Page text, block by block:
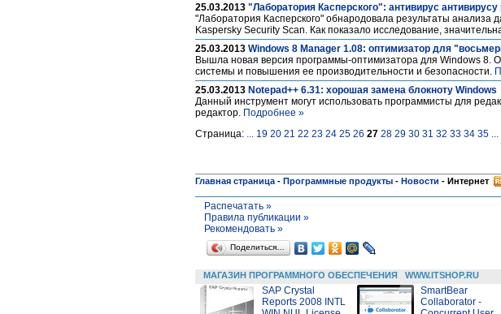
25.03.2013 "Лаборатория Касперского": антивирус антивирусу
"Лаборатория Касперского" обнародовала результаты
Kaspersky Security Scan. Как показало исследование,
25.03.2013 Windows 8 Manager 1.08: оптимизатор для
Вышла новая версия программы-оптимизатора для Windows 8.
системы и повышения ее производительности и безопасности.
25.03.2013 Notepad++ 6.31: хорошая замена блокноту Windows
Данный инструмент могут использовать программисты для
редактор. Подробнее »
Страница: ... 19 20 21 22 23 24 25 26 27 28 29 30 31 32 33 34 35 ...
Главная страница - Программные продукты - Новости - Интернет
Распечатать »
Правила публикации »
Рекомендовать »
Поделиться…
МАГАЗИН ПРОГРАММНОГО ОБЕСПЕЧЕНИЯ WWW.ITSHOP.RU
SAP Crystal
Reports 2008 INTL
SmartBear
Collaborator -